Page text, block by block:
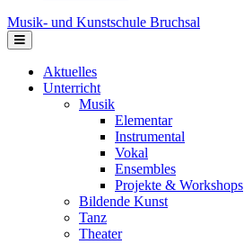
Musik- und Kunstschule Bruchsal
Navigation
Aktuelles
Unterricht
Musik
Elementar
Instrumental
Vokal
Ensembles
Projekte & Workshops
Bildende Kunst
Tanz
Theater